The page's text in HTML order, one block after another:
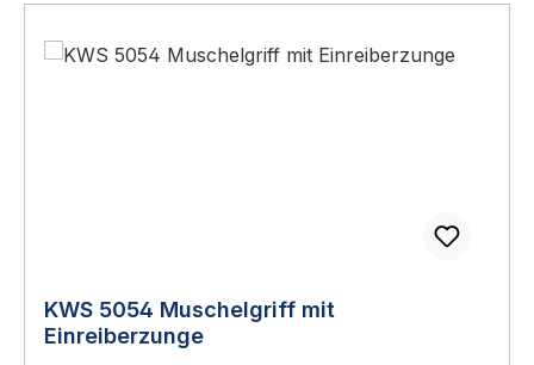
KWS 5054 Muschelgriff mit
Einreiberzunge